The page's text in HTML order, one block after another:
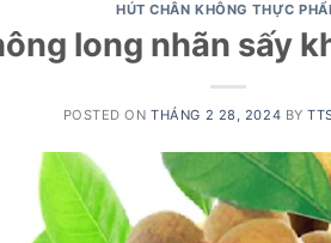
HÚT CHÂN KHÔNG THỰC
long nhãn sấy
POSTED ONTHÁNG 2 28, 2024 BY